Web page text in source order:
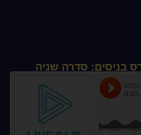
בניסים: סדרה שניה